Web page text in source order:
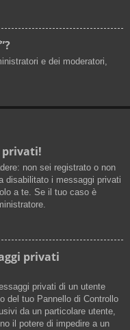
e dei moderatori,
privati!
non sei registrato o non
disabilitato i messaggi privati
a te. Se il tuo caso è
privati
privati ​​di un utente
del tuo Pannello di Controllo
da un particolare utente,
il potere di impedire a un